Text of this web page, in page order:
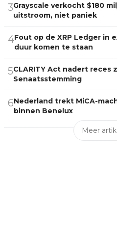
3Grayscale verkocht $180
uitstroom, niet paniek
4Fout op de XRP Ledger in
duur komen te staan
5CLARITY Act nadert reces
Senaatsstemming
6Nederland trekt MiCA-
binnen Benelux
Meer